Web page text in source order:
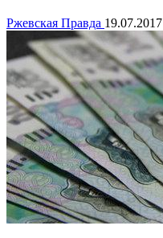
Ржевская Правда 19.07.2017